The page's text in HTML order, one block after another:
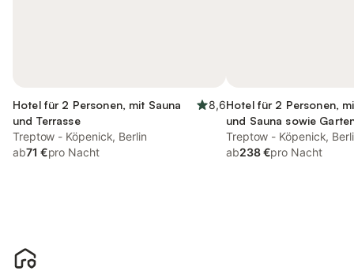
Hotel für 2 Personen, mit Sauna
und Terrasse
8,6
Treptow - Köpenick, Berlin
ab71 €pro Nacht
Hotel für 2 Personen,
und Sauna sowie
Treptow - Köpenick,
ab238 €pro Nacht